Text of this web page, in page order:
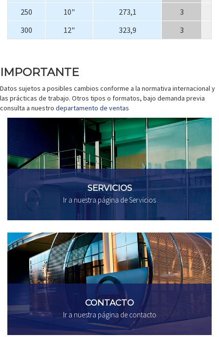
250
10" 273,1 3
300
12" 323,9 3
IMPORTANTE
Datos sujetos a posibles cambios conforme a la normativa internacional y
las prácticas de trabajo. Otros tipos o formatos, bajo demanda previa
consulta a nuestro departamento de ventas
SERVICIOS
Ir a nuestra página de Servicios
CONTACTO
Ir a nuestra página de contacto